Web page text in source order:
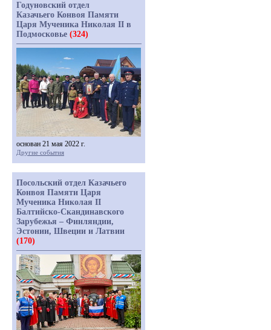
Годуновский отдел
Казачьего Конвоя Памяти
Царя Мученика Николая II в
Подмосковье (324)
основан 21 мая 2022 г.
Другие события
Посольский отдел Казачьего
Конвоя Памяти Царя
Мученика Николая II
Балтийско-Скандинавского
Зарубежья – Финляндии,
Эстонии, Швеции и Латвии
(170)